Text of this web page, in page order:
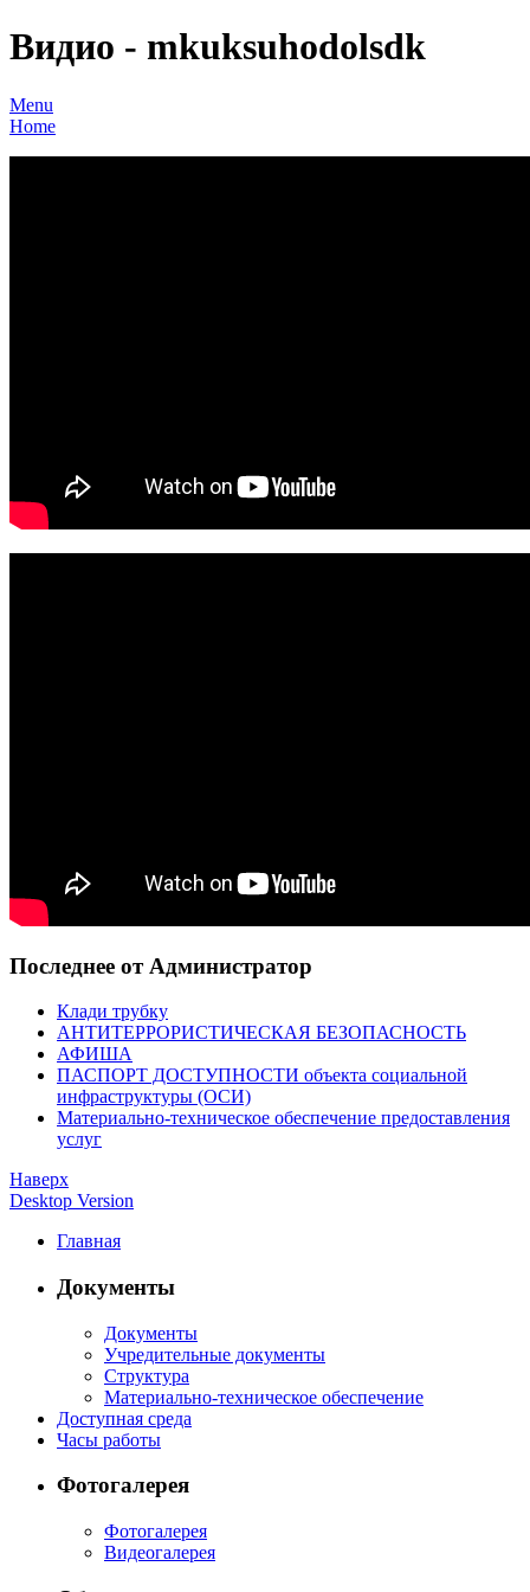
Видио - mkuksuhodolsdk
Menu
Home
Последнее от Администратор
Клади трубку
АНТИТЕРРОРИСТИЧЕСКАЯ БЕЗОПАСНОСТЬ
АФИША
ПАСПОРТ ДОСТУПНОСТИ объекта социальной
инфраструктуры (ОСИ)
Материально-техническое обеспечение предоставления
услуг
Наверх
Desktop Version
Главная
Документы
Документы
Учредительные документы
Структура
Материально-техническое обеспечение
Доступная среда
Часы работы
Фотогалерея
Фотогалерея
Видеогалерея